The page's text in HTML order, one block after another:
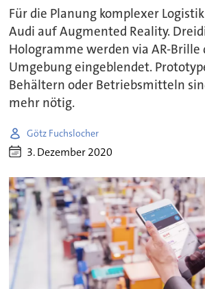
Für die Planung komplexer
Audi auf Augmented Reality.
Hologramme werden via AR-Brille
Umgebung eingeblendet.
Behältern oder Betriebsmitteln
mehr nötig.
Götz Fuchslocher
3. Dezember 2020